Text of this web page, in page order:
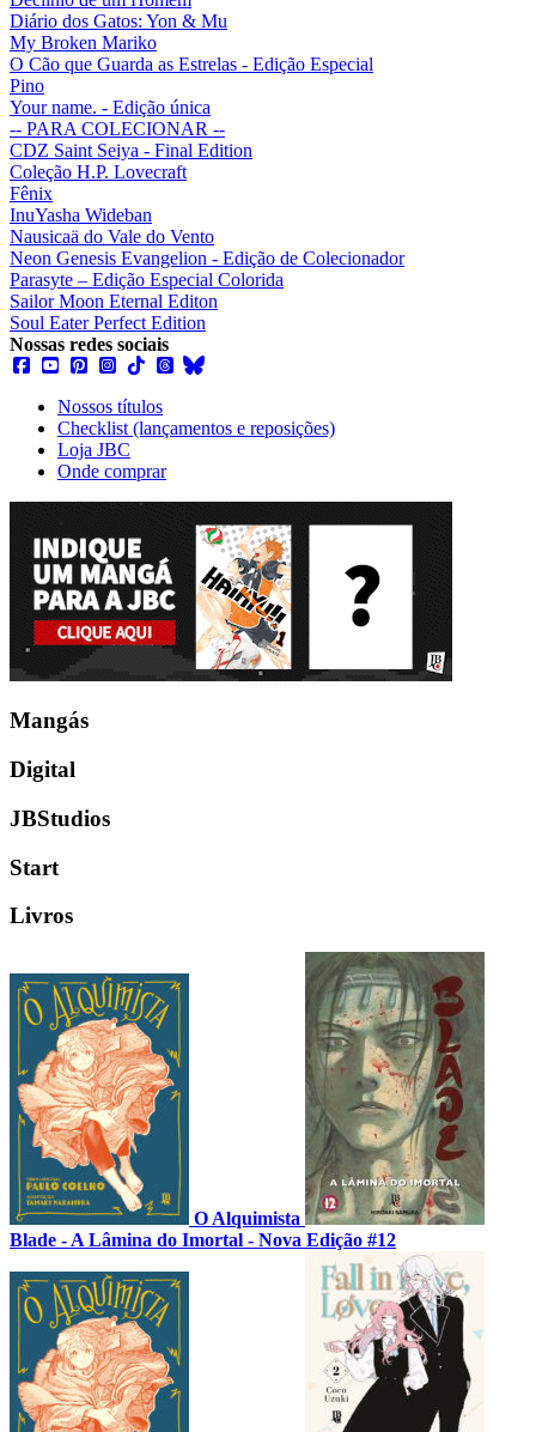
Diário dos Gatos: Yon & Mu
My Broken Mariko
O Cão que Guarda as Estrelas - Edição Especial
Pino
Your name. - Edição única
-- PARA COLECIONAR --
CDZ Saint Seiya - Final Edition
Coleção H.P. Lovecraft
Fênix
InuYasha Wideban
Nausicaä do Vale do Vento
Neon Genesis Evangelion - Edição de Colecionador
Parasyte – Edição Especial Colorida
Sailor Moon Eternal Editon
Soul Eater Perfect Edition
Nossas redes sociais
Nossos títulos
Checklist (lançamentos e reposições)
Loja JBC
Onde comprar
Mangás
Digital
JBStudios
Start
Livros
O Alquimista
Blade - A Lâmina do Imortal - Nova Edição #12